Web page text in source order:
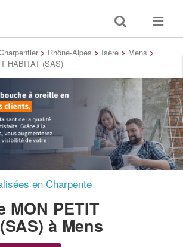
Toggle
search
Toggle
> Rhône-Alpes > Isère > Mens >
HABITAT (SAS)
en Charpente
MON PETIT
à Mens